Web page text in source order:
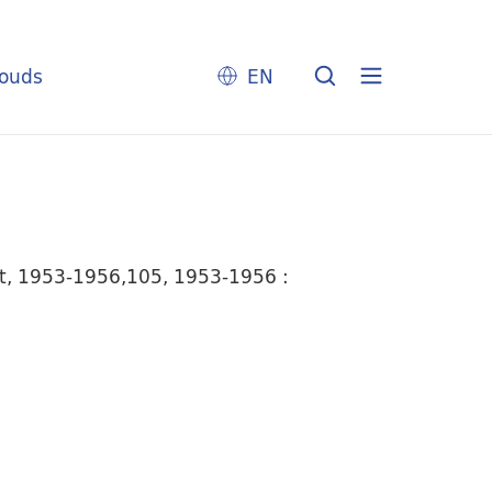
EN
1953-1956,105, 1953-1956 :